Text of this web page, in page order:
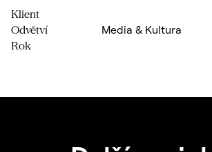
Klient
Odvětví
Media & Kultura
Rok